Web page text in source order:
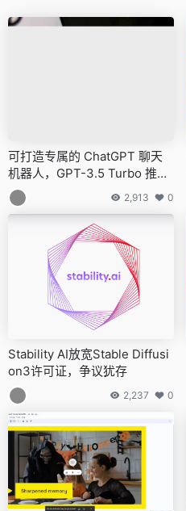
可打造专属的 ChatGPT 聊天
机器人，GPT-3.5 Turbo 推出
微调功能
2,913 0
Stability AI放宽Stable Diffusi
on3许可证，争议犹存
2,237 0